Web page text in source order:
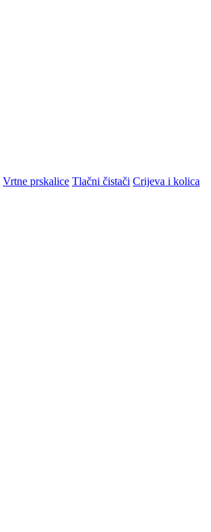
Vrtne prskalice Tlačni čistači Crijeva i kolica